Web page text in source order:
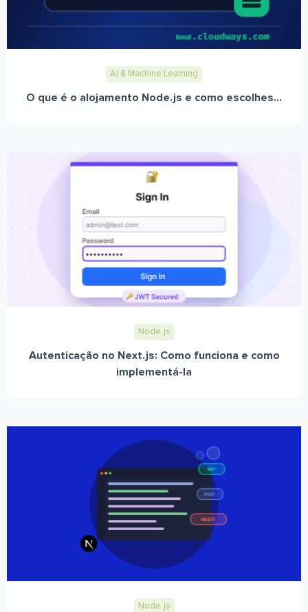
AI & Machine Learning
O que é o alojamento Node.js e como escolhes...
Node.js
Autenticação no Next.js: Como funciona e como
implementá-la
Node.js